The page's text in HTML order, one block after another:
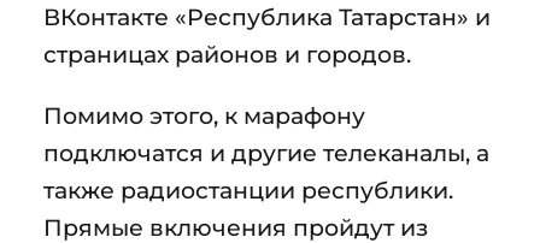
ВКонтакте «Республика Татарстан» и
страницах районов и городов.
Помимо этого, к марафону
подключатся и другие телеканалы, а
также радиостанции республики.
Прямые включения пройдут из